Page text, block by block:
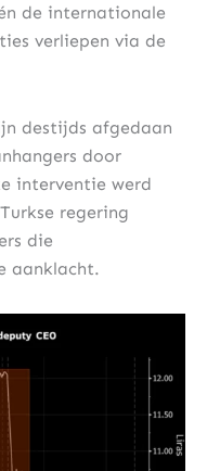
de internationale
verliepen via de
destijds afgedaan
door
interventie werd
regering
die
aanklacht.